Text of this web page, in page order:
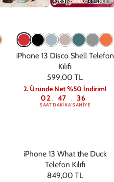
iPhone 13 Disco Shell Telefon
Kılıfı
599,00 TL
2. Üründe Net %50 İndirim!
02
SAAT: 47
DAKIKA: 36
SANIYE
iPhone 13 What the Duck
Telefon Kılıfı
849,00 TL